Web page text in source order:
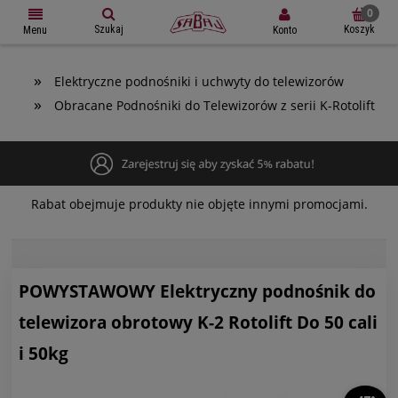
Menu Szukaj Konto Koszyk
» Elektryczne podnośniki i uchwyty do telewizorów
» Obracane Podnośniki do Telewizorów z serii K-Rotolift
Rabat obejmuje produkty nie objęte innymi promocjami.
POWYSTAWOWY Elektryczny podnośnik do
telewizora obrotowy K-2 Rotolift Do 50 cali
i 50kg